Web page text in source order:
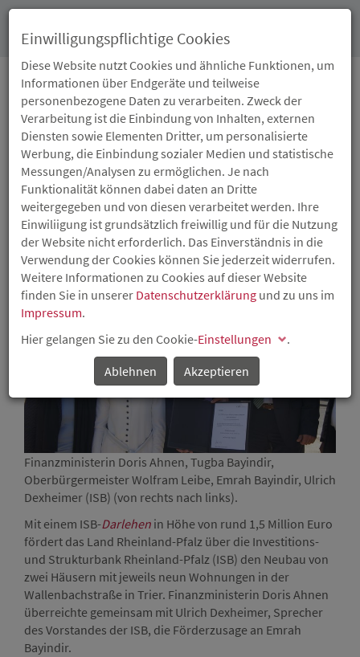
10.04.2015
1,5 MILLION EURO FÜR
BEZAHLBARE
PASSIVHÄUSER IN TRIER
Finanzministerin Doris Ahnen überreicht Förderzusage
an Eheleute Bayindir in Trier
Finanzministerin Doris Ahnen, Tugba Bayindir,
Oberbürgermeister Wolfram Leibe, Emrah Bayindir, Ulrich
Dexheimer (ISB) (von rechts nach links).
Mit einem ISB-Darlehen in Höhe von rund 1,5 Million Euro
fördert das Land Rheinland-Pfalz über die Investitions-
und Strukturbank Rheinland-Pfalz (ISB) den Neubau von
zwei Häusern mit jeweils neun Wohnungen in der
Wallenbachstraße in Trier. Finanzministerin Doris Ahnen
überreichte gemeinsam mit Ulrich Dexheimer, Sprecher
des Vorstandes der ISB, die Förderzusage an Emrah
Bayindir.
Einwilligungspflichtige Cookies
Diese Website nutzt Cookies und ähnliche Funktionen, um
Informationen über Endgeräte und teilweise
personenbezogene Daten zu verarbeiten. Zweck der
Verarbeitung ist die Einbindung von Inhalten, externen
Diensten sowie Elementen Dritter, um personalisierte
Werbung, die Einbindung sozialer Medien und statistische
Messungen/Analysen zu ermöglichen. Je nach
Funktionalität können dabei daten an Dritte
weitergegeben und von diesen verarbeitet werden. Ihre
Einwiliigung ist grundsätzlich freiwillig und für die Nutzung
der Website nicht erforderlich. Das Einverständnis in die
Verwendung der Cookies können Sie jederzeit widerrufen.
Weitere Informationen zu Cookies auf dieser Website
finden Sie in unserer Datenschutzerklärung und zu uns im
Impressum.
Hier gelangen Sie zu den Cookie-Einstellungen
.
Ablehnen
Akzeptieren